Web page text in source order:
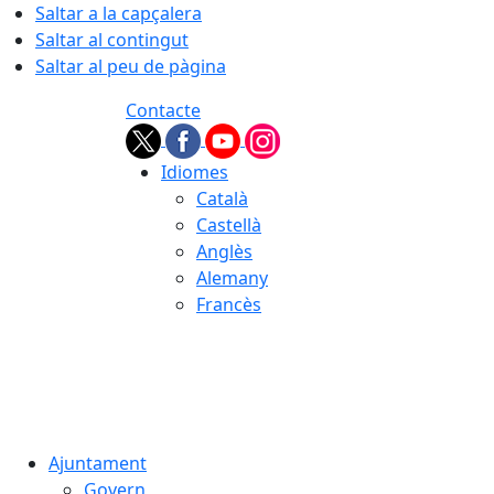
Saltar a la capçalera
Saltar al contingut
Saltar al peu de pàgina
Contacte
Idiomes
Català
Castellà
Anglès
Alemany
Francès
Ajuntament